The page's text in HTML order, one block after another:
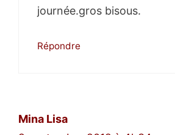
journée.gros bisous.
Répondre
Mina Lisa